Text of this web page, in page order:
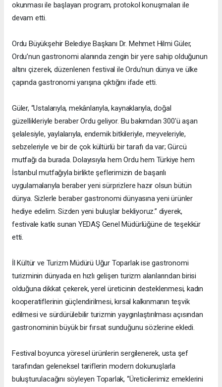
okunması ile başlayan program, protokol konuşmaları ile
devam etti.
Ordu Büyükşehir Belediye Başkanı Dr. Mehmet Hilmi Güler,
Ordu’nun gastronomi alanında zengin bir yere sahip olduğunun
altını çizerek, düzenlenen festival ile Ordu’nun dünya ve ülke
çapında gastronomi yarışına çıktığını ifade etti.
Güler, “Ustalarıyla, mekânlarıyla, kaynaklarıyla, doğal
güzellikleriyle beraber Ordu geliyor. Bu bakımdan 300'ü aşan
şelalesiyle, yaylalarıyla, endemik bitkileriyle, meyveleriyle,
sebzeleriyle ve bir de çok kültürlü bir tarafı da var; Gürcü
mutfağı da burada. Dolayısıyla hem Ordu hem Türkiye hem
İstanbul mutfağıyla birlikte şeflerimizin de başarılı
uygulamalarıyla beraber yeni sürprizlere hazır olsun bütün
dünya. Sizlerle beraber gastronomi dünyasına yeni ürünler
hediye edelim. Sizden yeni buluşlar bekliyoruz.” diyerek,
festivale katkı sunan YEDAŞ Genel Müdürlüğüne de teşekkür
etti.
İl Kültür ve Turizm Müdürü Uğur Toparlak ise gastronomi
turizminin dünyada en hızlı gelişen turizm alanlarından birisi
olduğuna dikkat çekerek, yerel üreticinin desteklenmesi, kadın
kooperatiflerinin güçlendirilmesi, kırsal kalkınmanın teşvik
edilmesi ve sürdürülebilir turizmin yaygınlaştırılması açısından
gastronominin büyük bir fırsat sunduğunu sözlerine ekledi.
Festival boyunca yöresel ürünlerin sergilenerek, usta şef
tarafından geleneksel tariflerin modern dokunuşlarla
buluşturulacağını söyleyen Toparlak, “Üreticilerimiz emeklerini